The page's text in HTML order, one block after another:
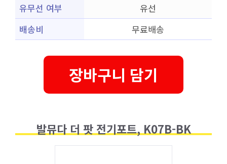
유무선 여부
유선
배송비
무료배송
장바구니 담기
발뮤다 더 팟 전기포트, K07B-BK